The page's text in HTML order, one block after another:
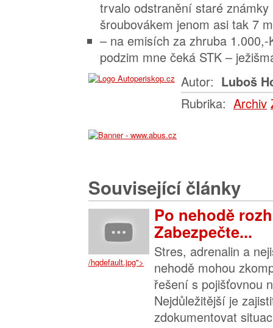
trvalo odstranění staré
šroubovákem jenom asi tak 7
– na emisích za zhruba
podzim mne čeká STK –
Autor: Luboš
Rubrika: Archiv
Související články
/hqdefault.jpg">
Po nehodě
Zabezpečte...
Stres, adrenalin a
nehodě mohou
řešení s pojišťovnou
Nejdůležitější je
zdokumentovat